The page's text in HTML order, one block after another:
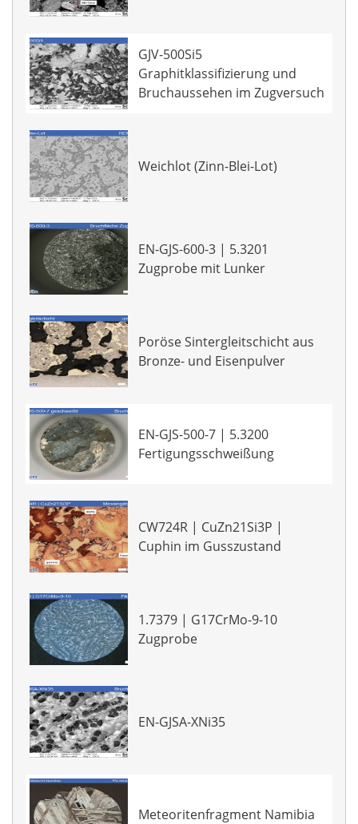
GJV-500Si5
Graphitklassifizierung und
Bruchaussehen im Zugversuch
Weichlot (Zinn-Blei-Lot)
EN-GJS-600-3 | 5.3201
Zugprobe mit Lunker
Poröse Sintergleitschicht aus
Bronze- und Eisenpulver
EN-GJS-500-7 | 5.3200
Fertigungsschweißung
CW724R | CuZn21Si3P |
Cuphin im Gusszustand
1.7379 | G17CrMo-9-10
Zugprobe
EN-GJSA-XNi35
Meteoritenfragment Namibia